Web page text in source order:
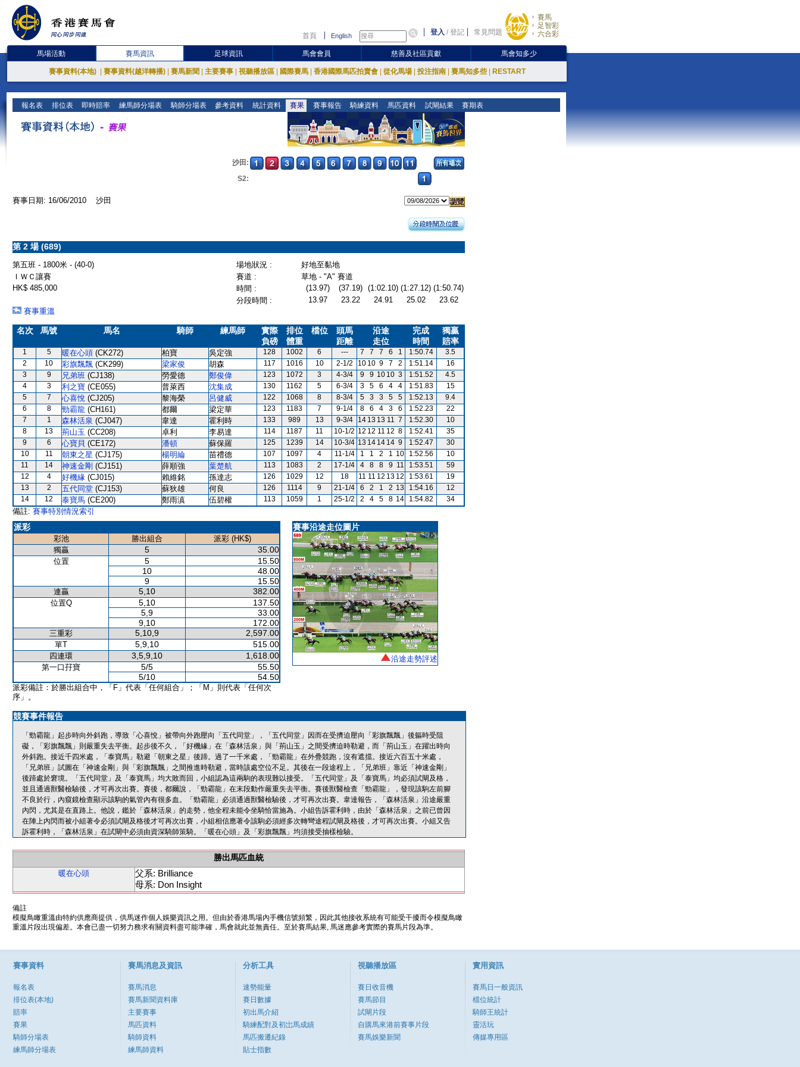
首頁 English 登入 /登記 常見問題
賽馬
足智彩
六合彩
馬場活動 賽馬資訊 足球資訊 馬會會員 慈善及社區貢獻 馬會知多少
賽事資料(本地) 賽事資料(越洋轉播) 賽馬新聞 主要賽事 視聽播放區 國際賽馬 香港國際馬匹拍賣會 從化馬場 投注指南 賽馬知多些 RESTART
報名表 排位表 即時賠率 練馬師分場表 騎師分場表 參考資料 統計資料 賽果 賽事報告 騎練資料 馬匹資料 試閘結果 賽期表
沙田:
S2:
賽事日期: 16/06/2010 沙田
第 2 場 (689)
第五班 - 1800米 - (40-0) 場地狀況 :
好地至黏地
ＩＷＣ讓賽
賽道 :
草地 - "A" 賽道
HK$ 485,000
時間 : (13.97) (37.19) (1:02.10) (1:27.12) (1:50.74)
分段時間 :
13.97 23.22 24.91 25.02
23.62
賽事重溫
名次 馬號 馬名 騎師 練馬師
實際
負磅
排位
體重
檔位
頭馬
距離
沿途
走位
完成
時間
獨贏
賠率
1 5 暖在心頭 (CK272) 柏寶 吳定強 128 1002 6 --- 7 7 7 6 1 1:50.74
3.5
2
10 彩旗飄飄 (CK299) 梁家俊 胡森 117 1016 10 2-1/2 10 10 9 7 2 1:51.14
16
3
9 兄弟班 (CJ138) 勞愛德 鄭俊偉 123 1072 3 4-3/4 9 9 10 10 3 1:51.52
4.5
4
3 利之寶 (CE055) 普萊西 沈集成 130 1162 5 6-3/4 3 5 6 4 4 1:51.83
15
5
7 心喜悅 (CJ205) 黎海榮 呂健威 122 1068 8 8-3/4 5 3 3 5 5 1:52.13
9.4
6
8 勁霸龍 (CH161) 都爾 梁定華 123 1183 7 9-1/4 8 6 4 3 6 1:52.23
22
7
1 森林活泉 (CJ047) 韋達 霍利時 133 989 13 9-3/4 14 13 13 11 7 1:52.30
10
8
13 荊山玉 (CC208) 卓利 李易達 114 1187 11 10-1/2 12 12 11 12 8 1:52.41
35
9
6 心寶貝 (CE172) 潘頓 蘇保羅 125 1239 14 10-3/4 13 14 14 14 9 1:52.47
30
10
11 朝東之星 (CJ175) 楊明綸 苗禮德 107 1097 4 11-1/4 1 1 2 1 10 1:52.56
10
11
14 神速金剛 (CJ151) 薛順強 葉楚航 113 1083 2 17-1/4 4 8 8 9 11 1:53.51
59
12
4 好機緣 (CJ015) 賴維銘 孫達志 126 1029 12 18 11 11 12 13 12 1:53.61
19
13
2 五代同堂 (CJ153) 蘇狄雄 何良 126 1114 9 21-1/4 6 2 1 2 13 1:54.16
12
14
12 泰寶馬 (CE200) 鄭雨滇 伍碧權 113 1059 1 25-1/2 2 4 5 8 14 1:54.82 34
備註: 賽事特別情況索引
派彩
彩池 勝出組合
派彩 (HK$)
獨贏
5 35.00
位置 5
15.50
10
48.00
9
15.50
連贏 5,10 382.00
位置Q 5,10
137.50
5,9
33.00
9,10
172.00
三重彩 5,10,9 2,597.00
單T 5,9,10 515.00
四連環 3,5,9,10 1,618.00
第一口孖寶 5/5
55.50
5/10
54.50
派彩備註：於勝出組合中，「F」代表「任何組合」；「M」則代表「任何次
序」。
賽事沿途走位圖片
沿途走勢評述
競賽事件報告
「勁霸龍」起步時向外斜跑，導致「心喜悅」被帶向外跑壓向「五代同堂」，「五代同堂」因而在受擠迫壓向「彩旗飄飄」後軀時受阻
礙，「彩旗飄飄」則嚴重失去平衡。起步後不久，「好機緣」在「森林活泉」與「荊山玉」之間受擠迫時勒避，而「荊山玉」在躍出時向
外斜跑。接近千四米處，「泰寶馬」勒避「朝東之星」後蹄。過了一千米處，「勁霸龍」在外疊競跑，沒有遮擋。接近六百五十米處，
「兄弟班」試圖在「神速金剛」與「彩旗飄飄」之間推進時勒避，當時該處空位不足。其後在一段途程上，「兄弟班」靠近「神速金剛」
後蹄處於窘境。「五代同堂」及「泰寶馬」均大敗而回，小組認為這兩駒的表現難以接受。「五代同堂」及「泰寶馬」均必須試閘及格，
並且通過獸醫檢驗後，才可再次出賽。賽後，都爾說，「勁霸龍」在末段動作嚴重失去平衡。賽後獸醫檢查「勁霸龍」，發現該駒左前腳
不良於行，內窺鏡檢查顯示該駒的氣管內有很多血。「勁霸龍」必須通過獸醫檢驗後，才可再次出賽。韋達報告，「森林活泉」沿途嚴重
內閃，尤其是在直路上。他說，鑑於「森林活泉」的走勢，他全程未能令坐騎恰當施為。小組告訴霍利時，由於「森林活泉」之前已曾因
在陣上內閃而被小組著令必須試閘及格後才可再次出賽，小組相信應著令該駒必須經多次轉彎途程試閘及格後，才可再次出賽。小組又告
訴霍利時，「森林活泉」在試閘中必須由資深騎師策騎。「暖在心頭」及「彩旗飄飄」均須接受抽樣檢驗。
勝出馬匹血統
暖在心頭
父系: Brilliance
母系: Don Insight
備註
模擬鳥瞰重溫由特約供應商提供，供馬迷作個人娛樂資訊之用。但由於香港馬場內手機信號頻繁，因此其他接收系統有可能受干擾而令模擬鳥瞰
重溫片段出現偏差。本會已盡一切努力務求有關資料盡可能準確，馬會就此並無責任。至於賽馬結果, 馬迷應參考實際的賽馬片段為準。
賽事資料
報名表
排位表(本地)
賠率
賽果
騎師分場表
練馬師分場表
賽馬消息及資訊
賽馬消息
賽馬新聞資料庫
主要賽事
馬匹資料
騎師資料
練馬師資料
分析工具
速勢能量
賽日數據
初出馬介紹
騎練配對及初岀馬成績
馬匹搬遷紀錄
貼士指數
視聽播放區
賽日收音機
賽馬節目
試閘片段
自購馬來港前賽事片段
賽馬娛樂新聞
實用資訊
賽馬日一般資訊
檔位統計
騎師王統計
靈活玩
傳媒專用區